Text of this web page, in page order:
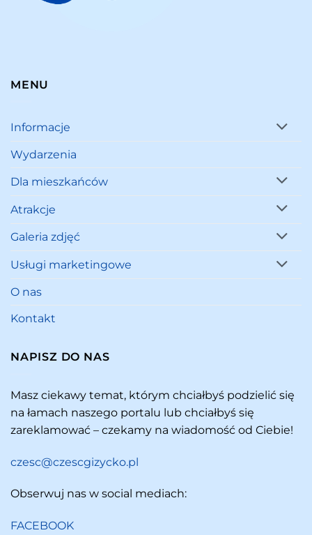
MENU
Informacje
Wydarzenia
Dla mieszkańców
Atrakcje
Galeria zdjęć
Usługi marketingowe
O nas
Kontakt
NAPISZ DO NAS
Masz ciekawy temat, którym chciałbyś podzielić się
na łamach naszego portalu lub chciałbyś się
zareklamować – czekamy na wiadomość od Ciebie!
czesc@czescgizycko.pl
Obserwuj nas w social mediach:
FACEBOOK